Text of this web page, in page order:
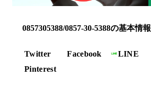
0857305388/0857-30-5388の基本情報
Twitter Facebook LINE
Pinterest